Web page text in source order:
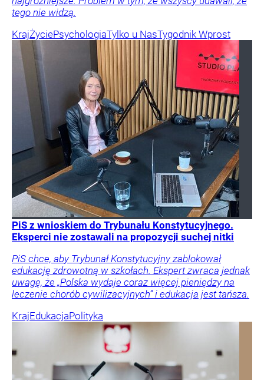
tego nie widzą.
KrajŻyciePsychologiaTylko u NasTygodnik Wprost
PiS z wnioskiem do Trybunału Konstytucyjnego.
Eksperci nie zostawali na propozycji suchej nitki
PiS chce, aby Trybunał Konstytucyjny zablokował
edukację zdrowotną w szkołach. Ekspert zwraca jednak
uwagę, że „Polska wydaje coraz więcej pieniędzy na
leczenie chorób cywilizacyjnych” i edukacja jest tańsza.
KrajEdukacjaPolityka